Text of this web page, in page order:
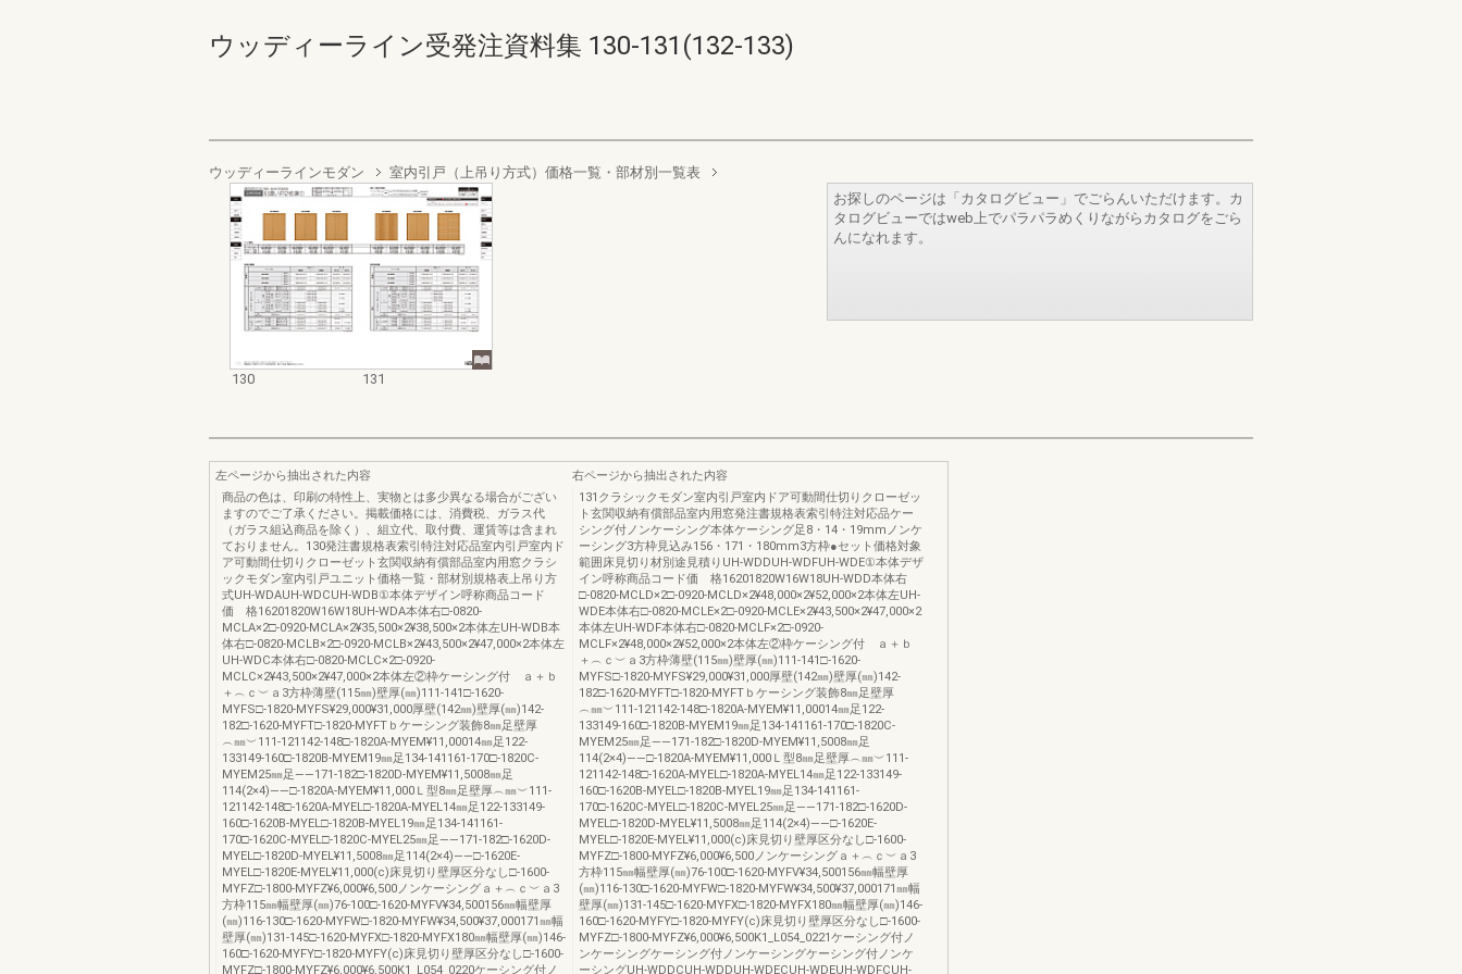
ウッディーライン受発注資料集 130-131(132-133)
ウッディーラインモダン 室内引戸（上吊り方式）価格一覧・部材別一覧表
130 131
お探しのページは「カタログビュー」でごらんいただけます。カ
タログビューではweb上でパラパラめくりながらカタログをごら
んになれます。
左ページから抽出された内容
商品の色は、印刷の特性上、実物とは多少異なる場合がござい
ますのでご了承ください。掲載価格には、消費税、ガラス代
（ガラス組込商品を除く）、組立代、取付費、運賃等は含まれ
ておりません。130発注書規格表索引特注対応品室内引戸室内ド
ア可動間仕切りクローゼット玄関収納有償部品室内用窓クラシ
ックモダン室内引戸ユニット価格一覧・部材別規格表上吊り方
式UH-WDAUH-WDCUH-WDB①本体デザイン呼称商品コード
価 格16201820W16W18UH-WDA本体右□-0820-
MCLA×2□-0920-MCLA×2¥35,500×2¥38,500×2本体左UH-WDB本
体右□-0820-MCLB×2□-0920-MCLB×2¥43,500×2¥47,000×2本体左
UH-WDC本体右□-0820-MCLC×2□-0920-
MCLC×2¥43,500×2¥47,000×2本体左②枠ケーシング付 ａ＋ｂ
＋︵ｃ︶ａ3方枠薄壁(115㎜)壁厚(㎜)111-141□-1620-
MYFS□-1820-MYFS¥29,000¥31,000厚壁(142㎜)壁厚(㎜)142-
182□-1620-MYFT□-1820-MYFTｂケーシング装飾8㎜足壁厚
︵㎜︶111-121142-148□-1820A-MYEM¥11,00014㎜足122-
133149-160□-1820B-MYEM19㎜足134-141161-170□-1820C-
MYEM25㎜足――171-182□-1820D-MYEM¥11,5008㎜足
114(2×4)――□-1820A-MYEM¥11,000Ｌ型8㎜足壁厚︵㎜︶111-
121142-148□-1620A-MYEL□-1820A-MYEL14㎜足122-133149-
160□-1620B-MYEL□-1820B-MYEL19㎜足134-141161-
170□-1620C-MYEL□-1820C-MYEL25㎜足――171-182□-1620D-
MYEL□-1820D-MYEL¥11,5008㎜足114(2×4)――□-1620E-
MYEL□-1820E-MYEL¥11,000(c)床見切り壁厚区分なし□-1600-
MYFZ□-1800-MYFZ¥6,000¥6,500ノンケーシングａ＋︵ｃ︶ａ3
方枠115㎜幅壁厚(㎜)76-100□-1620-MYFV¥34,500156㎜幅壁厚
(㎜)116-130□-1620-MYFW□-1820-MYFW¥34,500¥37,000171㎜幅
壁厚(㎜)131-145□-1620-MYFX□-1820-MYFX180㎜幅壁厚(㎜)146-
160□-1620-MYFY□-1820-MYFY(c)床見切り壁厚区分なし□-1600-
MYFZ□-1800-MYFZ¥6,000¥6,500K1_L054_0220ケーシング付ノ
右ページから抽出された内容
131クラシックモダン室内引戸室内ドア可動間仕切りクローゼッ
ト玄関収納有償部品室内用窓発注書規格表索引特注対応品ケー
シング付ノンケーシング本体ケーシング足8・14・19mmノンケ
ーシング3方枠見込み156・171・180mm3方枠●セット価格対象
範囲床見切り材別途見積りUH-WDDUH-WDFUH-WDE①本体デザ
イン呼称商品コード価 格16201820W16W18UH-WDD本体右
□-0820-MCLD×2□-0920-MCLD×2¥48,000×2¥52,000×2本体左UH-
WDE本体右□-0820-MCLE×2□-0920-MCLE×2¥43,500×2¥47,000×2
本体左UH-WDF本体右□-0820-MCLF×2□-0920-
MCLF×2¥48,000×2¥52,000×2本体左②枠ケーシング付 ａ＋ｂ
＋︵ｃ︶ａ3方枠薄壁(115㎜)壁厚(㎜)111-141□-1620-
MYFS□-1820-MYFS¥29,000¥31,000厚壁(142㎜)壁厚(㎜)142-
182□-1620-MYFT□-1820-MYFTｂケーシング装飾8㎜足壁厚
︵㎜︶111-121142-148□-1820A-MYEM¥11,00014㎜足122-
133149-160□-1820B-MYEM19㎜足134-141161-170□-1820C-
MYEM25㎜足――171-182□-1820D-MYEM¥11,5008㎜足
114(2×4)――□-1820A-MYEM¥11,000Ｌ型8㎜足壁厚︵㎜︶111-
121142-148□-1620A-MYEL□-1820A-MYEL14㎜足122-133149-
160□-1620B-MYEL□-1820B-MYEL19㎜足134-141161-
170□-1620C-MYEL□-1820C-MYEL25㎜足――171-182□-1620D-
MYEL□-1820D-MYEL¥11,5008㎜足114(2×4)――□-1620E-
MYEL□-1820E-MYEL¥11,000(c)床見切り壁厚区分なし□-1600-
MYFZ□-1800-MYFZ¥6,000¥6,500ノンケーシングａ＋︵ｃ︶ａ3
方枠115㎜幅壁厚(㎜)76-100□-1620-MYFV¥34,500156㎜幅壁厚
(㎜)116-130□-1620-MYFW□-1820-MYFW¥34,500¥37,000171㎜幅
壁厚(㎜)131-145□-1620-MYFX□-1820-MYFX180㎜幅壁厚(㎜)146-
160□-1620-MYFY□-1820-MYFY(c)床見切り壁厚区分なし□-1600-
MYFZ□-1800-MYFZ¥6,000¥6,500K1_L054_0221ケーシング付ノ
ンケーシングケーシング付ノンケーシングケーシング付ノンケ
ーシングUH-WDDCUH-WDDUH-WDECUH-WDEUH-WDFCUH-